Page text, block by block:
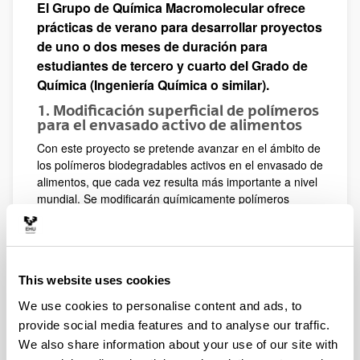
This website uses cookies
We use cookies to personalise content and ads, to
provide social media features and to analyse our traffic.
We also share information about your use of our site with
El Grupo de Química Macromolecular ofrece
prácticas de verano para desarrollar proyectos
de uno o dos meses de duración para
estudiantes de tercero y cuarto del Grado de
Química (Ingeniería Química o similar).
1. Modificación superficial de polímeros
para el envasado activo de alimentos
Con este proyecto se pretende avanzar en el ámbito de
los polímeros biodegradables activos en el envasado de
alimentos, que cada vez resulta más importante a nivel
mundial. Se modificarán químicamente polímeros
biodegradables con el fin de dotarles de propiedades
la vida útil del alimento aumentando su calidad,
procesado, atendiendo a la demanda actual de
alimentos más naturales y frescos.
2. Polímeros antibacterianos para
aplicaciones biomédicas